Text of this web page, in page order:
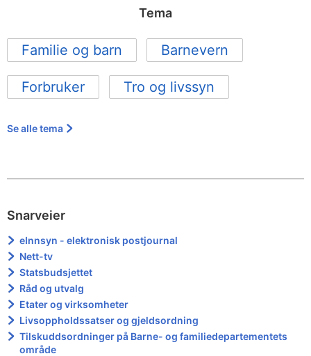
Tema
Familie og barn Barnevern
Forbruker Tro og livssyn
Se alle tema
Snarveier
eInnsyn - elektronisk postjournal
Nett-tv
Statsbudsjettet
Råd og utvalg
Etater og virksomheter
Livsoppholdssatser og gjeldsordning
Tilskuddsordninger på Barne- og familiedepartementets
område